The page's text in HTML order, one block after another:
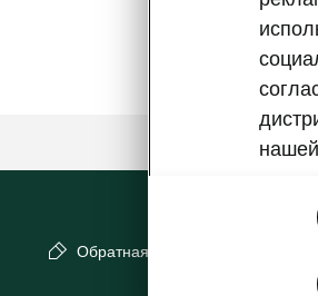
Обратная связь
нашей